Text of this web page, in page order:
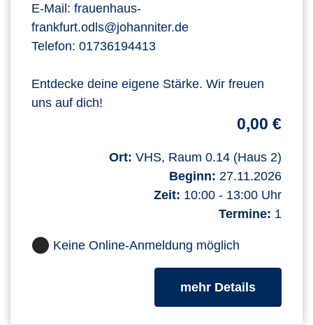
E-Mail: frauenhaus-
frankfurt.odls@johanniter.de
Telefon: 01736194413
Entdecke deine eigene Stärke. Wir freuen
uns auf dich!
0,00 €
Ort: VHS, Raum 0.14 (Haus 2)
Beginn: 27.11.2026
Zeit: 10:00 - 13:00 Uhr
Termine: 1
Keine Online-Anmeldung möglich
mehr Detailszum